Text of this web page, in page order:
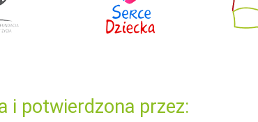
i potwierdzona przez: